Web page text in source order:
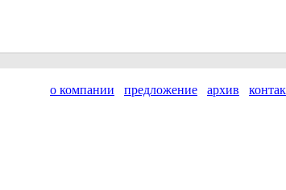
о компании предложение архив